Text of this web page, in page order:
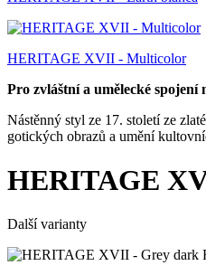
HERITAGE XVII - Multicolor
Pro zvláštní a umělecké spojení
Nástěnný styl ze 17. století ze
gotických obrazů a umění
HERITAGE
Další varianty